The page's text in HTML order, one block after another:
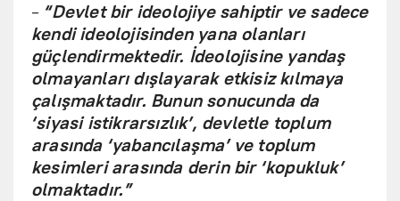
- “Devlet bir ideolojiye sahiptir ve sadece
kendi ideolojisinden yana olanları
güçlendirmektedir. İdeolojisine yandaş
olmayanları dışlayarak etkisiz kılmaya
çalışmaktadır. Bunun sonucunda da
‘siyasi istikrarsızlık’, devletle toplum
arasında ‘yabancılaşma’ ve toplum
kesimleri arasında derin bir ‘kopukluk’
olmaktadır.”